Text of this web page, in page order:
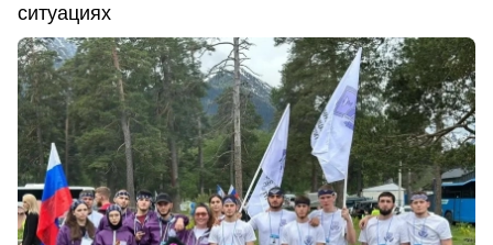
ситуациях